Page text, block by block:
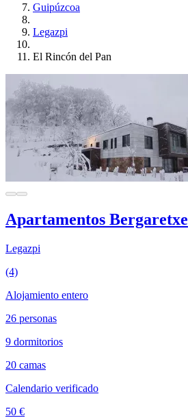
Guipúzcoa
Legazpi
El Rincón del Pan
Apartamentos Bergaretxe
Legazpi
(4)
Alojamiento entero
26 personas
9 dormitorios
20 camas
Calendario verificado
50 €